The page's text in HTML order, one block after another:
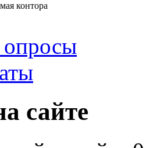
контора
сайте